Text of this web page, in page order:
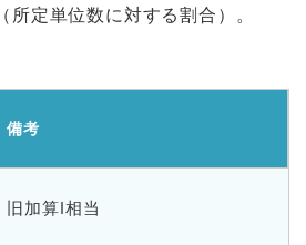
定単位数に対する割合）。
備考
旧加算Ⅰ相当